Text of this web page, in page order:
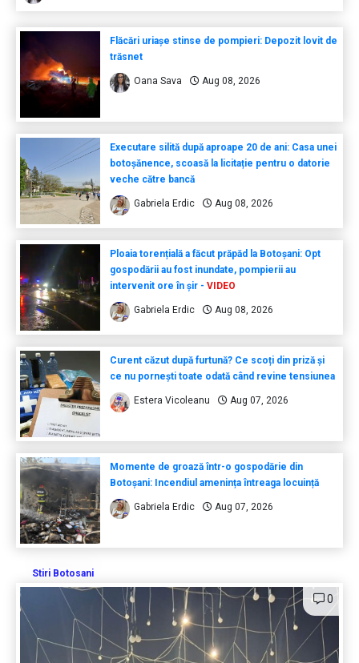
Flăcări uriașe stinse de pompieri: Depozit lovit de
trăsnet
Oana Sava Aug 08, 2026
Executare silită după aproape 20 de ani: Casa unei
botoșănence, scoasă la licitație pentru o datorie
veche către bancă
Gabriela Erdic Aug 08, 2026
Ploaia torențială a făcut prăpăd la Botoșani: Opt
gospodării au fost inundate, pompierii au
intervenit ore în șir - VIDEO
Gabriela Erdic Aug 08, 2026
Curent căzut după furtună? Ce scoți din priză și
ce nu pornești toate odată când revine tensiunea
Estera Vicoleanu Aug 07, 2026
Momente de groază într-o gospodărie din
Botoșani: Incendiul amenința întreaga locuință
Gabriela Erdic Aug 07, 2026
Stiri Botosani
0